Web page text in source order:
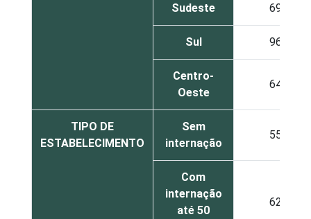
Sudeste 69
Sul 96
Centro-
Oeste
64
TIPO DE
ESTABELECIMENTO
Sem
internação
55
Com
internação
até 50
62